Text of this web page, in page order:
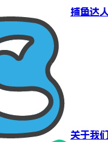
捕鱼达人
关于我们